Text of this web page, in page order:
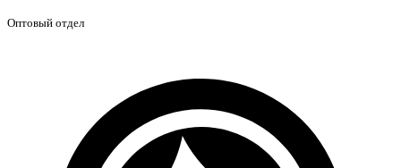
Оптовый отдел